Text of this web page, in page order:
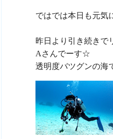
ではでは本日も元気
昨日より引き続きで
Aさんでーす☆